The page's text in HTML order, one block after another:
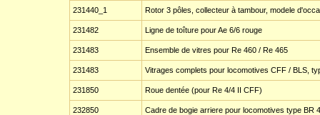
231440_1
Rotor 3 pôles, collecteur à tambour, modele
231482 Ligne de toîture pour Ae 6/6 rouge
231483 Ensemble de vitres pour Re 460 / Re 465
231483 Vitrages complets pour locomotives CFF / BLS,
231850 Roue dentée (pour Re 4/4 II CFF)
232850 Cadre de bogie arriere pour locomotives type BR